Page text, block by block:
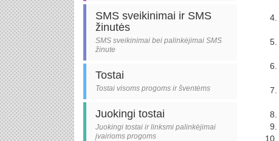
SMS sveikinimai ir SMS
žinutės
SMS sveikinimai bei palinkėjimai SMS
žinute
Tostai
Tostai visoms progoms ir šventėms
Juokingi tostai
Juokingi tostai ir linksmi palinkėjimai
įvairioms progoms